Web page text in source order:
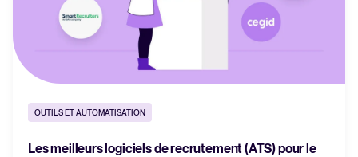
Rapport 2025 sur le recrutement
En savoir plus
OUTILS ET AUTOMATISATION
Les meilleurs logiciels de recrutement (ATS) pour le